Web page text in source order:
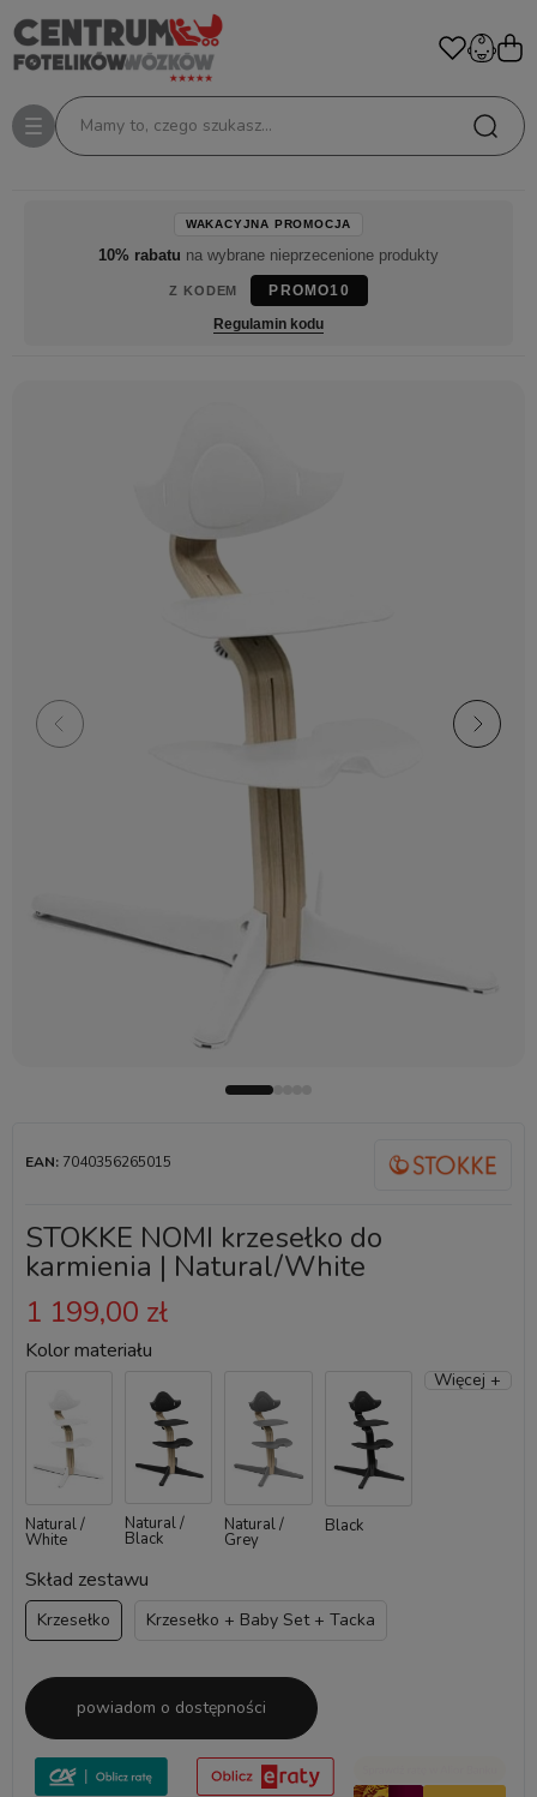
Mamy to, czego szukasz...
WAKACYJNA PROMOCJA
10% rabatu na wybrane nieprzecenione produkty
Z KODEM
PROMO10
Regulamin kodu
EAN: 7040356265015
STOKKE NOMI krzesełko do
karmienia | Natural/White
1 199,00 zł
Kolor materiału
Natural /
White
Natural /
Black
Natural /
Grey
Black
Więcej +
Skład zestawu
Krzesełko Krzesełko + Baby Set + Tacka
powiadom o dostępności